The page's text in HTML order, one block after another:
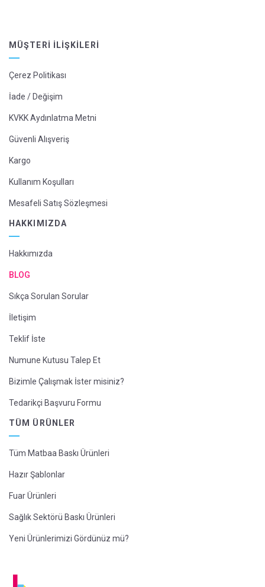
MÜŞTERI İLIŞKILERI
Çerez Politikası
İade / Değişim
KVKK Aydınlatma Metni
Güvenli Alışveriş
Kargo
Kullanım Koşulları
Mesafeli Satış Sözleşmesi
HAKKIMIZDA
Hakkımızda
BLOG
Sıkça Sorulan Sorular
İletişim
Teklif İste
Numune Kutusu Talep Et
Bizimle Çalışmak İster misiniz?
Tedarikçi Başvuru Formu
TÜM ÜRÜNLER
Tüm Matbaa Baskı Ürünleri
Hazır Şablonlar
Fuar Ürünleri
Sağlık Sektörü Baskı Ürünleri
Yeni Ürünlerimizi Gördünüz mü?